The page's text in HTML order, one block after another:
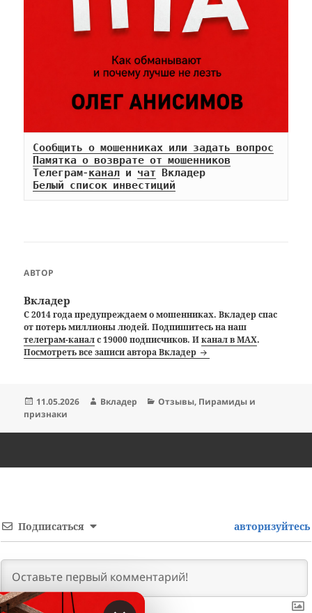
Сообщить о мошенниках или задать вопрос
Памятка о возврате от мошенников
Телеграм-канал и чат
Белый список инвестиций
АВТОР
Вкладер
С 2014 года предупреждаем о мошенниках. Вкладер спас
от потерь миллионы людей. Подпишитесь на наш
телеграм-каналс 19000 подписчиков. Иканал в MAX.
Посмотреть все записи автора Вкладер
Опубликовано
11.05.2026 Автор
Вкладер Рубрики
Отзывы, Пирамиды и
признаки
Подписаться авторизуйтесь